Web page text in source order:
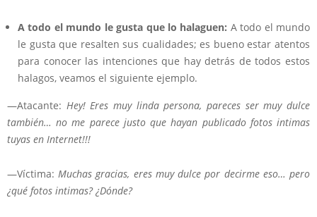
A todo el mundo le gusta que lo halaguen: A todo el mundo
le gusta que resalten sus cualidades; es bueno estar atentos
para conocer las intenciones que hay detrás de todos estos
halagos, veamos el siguiente ejemplo.
—Atacante: Hey! Eres muy linda persona, pareces ser muy dulce
también… no me parece justo que hayan publicado fotos intimas
tuyas en Internet!!!
—Víctima: Muchas gracias, eres muy dulce por decirme eso… pero
¿qué fotos intimas? ¿Dónde?